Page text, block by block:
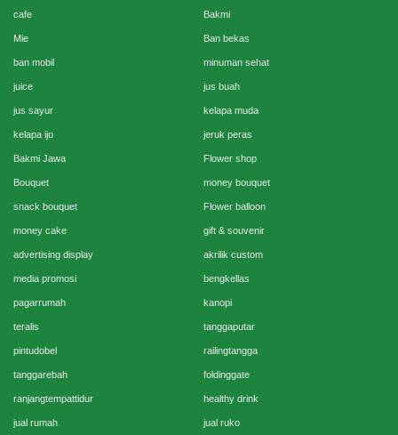
cafe Bakmi
Mie Ban bekas
ban mobil minuman sehat
juice jus buah
jus sayur kelapa muda
kelapa ijo jeruk peras
Bakmi Jawa Flower shop
Bouquet money bouquet
snack bouquet Flower balloon
money cake gift & souvenir
advertising display akrilik custom
media promosi bengkellas
pagarrumah kanopi
teralis tanggaputar
pintudobel railingtangga
tanggarebah foldinggate
ranjangtempattidur healthy drink
jual rumah jual ruko